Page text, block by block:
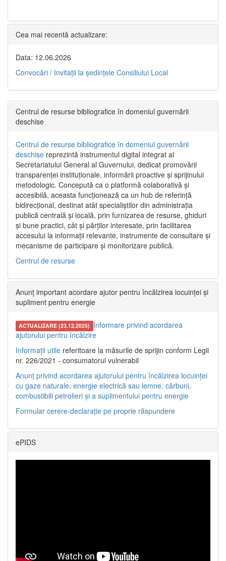
Cea mai recentă actualizare:
Data: 12.06.2026
Convocări / Invitaţii la şedinţele Consiliului Local
Centrul de resurse bibliografice în domeniul guvernării
deschise
Centrul de resurse bibliografice în domeniul guvernării
deschise reprezintă instrumentul digital integrat al
Secretariatului General al Guvernului, dedicat promovării
transparenței instituționale, informării proactive și sprijinului
metodologic. Concepută ca o platformă colaborativă și
accesibilă, aceasta funcționează ca un hub de referință
bidirecțional, destinat atât specialiștilor din administrația
publică centrală și locală, prin furnizarea de resurse, ghiduri
și bune practici, cât și părților interesate, prin facilitarea
accesului la informații relevante, instrumente de consultare și
mecanisme de participare și monitorizare publică.
Centrul de resurse
Anunț important acordare ajutor pentru încălzirea locuinței și
supliment pentru energie
ACTUALIZARE (23.12.2025) Informare privind acordarea
ajutorului pentru încălzire
Informații utile referitoare la măsurile de sprijin conform Legii
nr. 226/2021 - consumatorul vulnerabil
Anunț privind acordarea ajutorului pentru încălzirea locuinței
cu gaze naturale, energie electrică sau lemne, cărbuni,
combustibili petrolieri și a suplimentului pentru energie
Formular cerere-declarație pe proprie răspundere
ePIDS